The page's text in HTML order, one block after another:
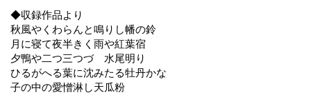
◆収録作品より
秋風やくわらんと鳴りし幡の鈴
月に寝て夜半きく雨や紅葉宿
夕鴨や二つ三つづゝ水尾明り
ひるがへる葉に沈みたる牡丹かな
子の中の愛憎淋し天瓜粉